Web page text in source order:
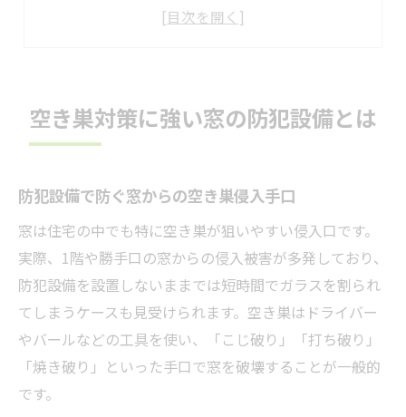
防犯設備で空き巣が嫌がる環境づくり
防犯設備の選び方と窓対策のポイント
防犯設備とシャッターの効果的な違い
窓用防犯グッズで失敗しない選定基準
防犯設備と後付け格子の賢い組み合わせ
シャッター無し窓へ有効な防犯設備活用術
シャッター無し窓も防犯設備で万全対策
防犯設備で窓の弱点を補う実践アイデア
防犯フィルムや補助錠の有効な使い方
空き巣対策に強い窓の防犯設備とは
防犯設備で防ぐ窓からの空き巣侵入手口
窓は住宅の中でも特に空き巣が狙いやすい侵入口です。
実際、1階や勝手口の窓からの侵入被害が多発しており、
防犯設備を設置しないままでは短時間でガラスを割られ
てしまうケースも見受けられます。空き巣はドライバー
やバールなどの工具を使い、「こじ破り」「打ち破り」
「焼き破り」といった手口で窓を破壊することが一般的
です。